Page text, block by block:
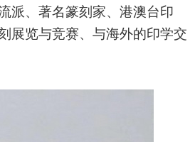
派、著名篆刻家、港澳台印
展览与竞赛、与海外的印学交